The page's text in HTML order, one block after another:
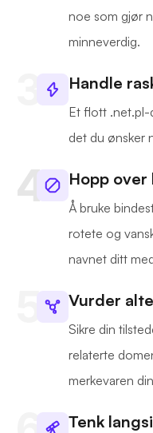
noe som gjør
minneverdig.
Handle
Et flott .net.pl-
det du ønsker
Hopp
Å bruke
rotete og
navnet ditt
Vurder
Sikre din
relaterte
merkevaren
Tenk